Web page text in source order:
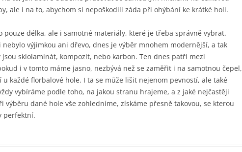
ale i na to, abychom si nepoškodili záda při ohýbání ke krátké holi.
pouze délka, ale i samotné materiály, které je třeba správně vybrat.
výjimkou ani dřevo, dnes je výběr mnohem modernější, a tak
sklolaminát, kompozit, nebo karbon. Ten dnes patří mezi
i v tomto máme jasno, nezbývá než se zaměřit i na samotnou čepel,
u každé florbalové hole. I ta se může lišit nejenom pevností, ale také
vybíráme podle toho, na jakou stranu hrajeme, a z jaké nejčastěji
výběru dané hole vše zohledníme, získáme přesně takovou, se kterou
perfektní.